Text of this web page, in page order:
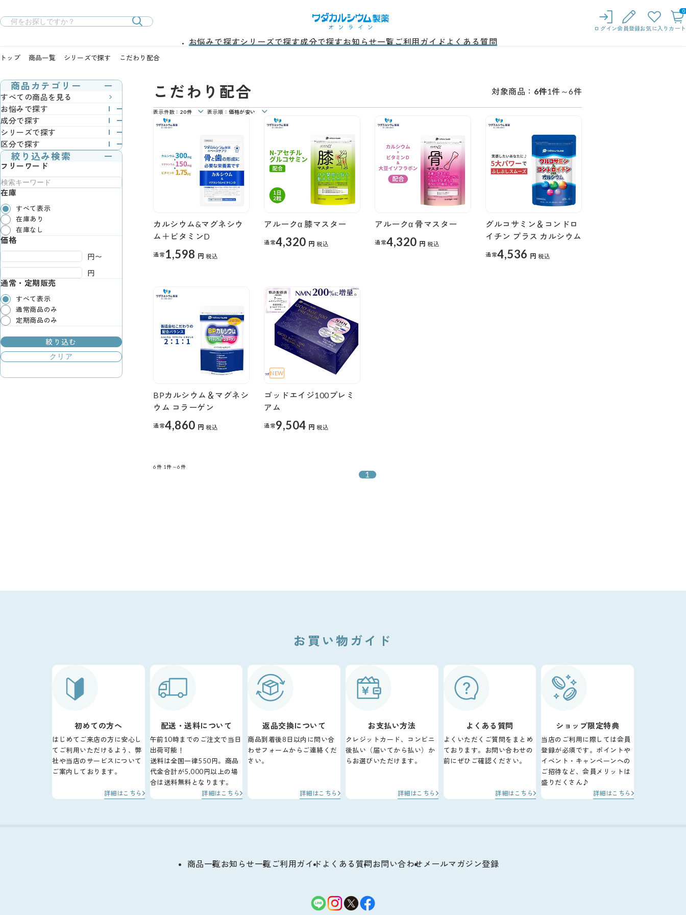
ログイン会員登録お気に入り カート
0
お悩みで探すシリーズで探す成分で探すお知らせ一覧 ご利用ガイド よくある質問
トップ 商品一覧 シリーズで探す こだわり配合
商品カテゴリー
すべての商品を見る
お悩みで探す
成分で探す
シリーズで探す
区分で探す
絞り込み検索
フリーワード
在庫
すべて表示
在庫あり
在庫なし
価格
円〜
円
通常・定期販売
すべて表示
通常商品のみ
定期商品のみ
絞り込む
クリア
こだわり配合 対象商品： 6件1件～6件
表示件数： 20件 表示順： 価格が安い
カルシウム&マグネシウ
ム＋ビタミンD
通常 1,598 円 税込
アルークα 膝マスター
通常4,320 円 税込
アルークα 骨マスター
通常4,320 円 税込
グルコサミン＆コンドロ
イチン プラス カルシウム
通常4,536 円 税込
BPカルシウム＆マグネシ
ウム コラーゲン
通常4,860 円 税込
NEW
ゴッドエイジ100プレミ
アム
通常9,504 円 税込
6件 1件～6件
1
お買い物ガイド
初めての方へ
はじめてご来店の方に安心し
てご利用いただけるよう、弊
社や当店のサービスについて
ご案内しております。
詳細はこちら
配送・送料について
午前10時までのご注文で当日
出荷可能！
送料は全国一律550円。商品
代金合計が5,000円以上の場
合は送料無料となります。
詳細はこちら
返品交換について
商品到着後8日以内に問い合
わせフォームからご連絡くだ
さい。
詳細はこちら
お支払い方法
クレジットカード、コンビニ
後払い（届いてから払い）か
らお選びいただけます。
詳細はこちら
よくある質問
よくいただくご質問をまとめ
ております。お問い合わせの
前にぜひご確認ください。
詳細はこちら
ショップ限定特典
当店のご利用に際しては会員
登録が必須です。ポイントや
イベント・キャンペーンへの
ご招待など、会員メリットは
盛りだくさん♪
詳細はこちら
商品一覧お知らせ一覧 ご利用ガイド よくある質問お問い合わせ メールマガジン登録